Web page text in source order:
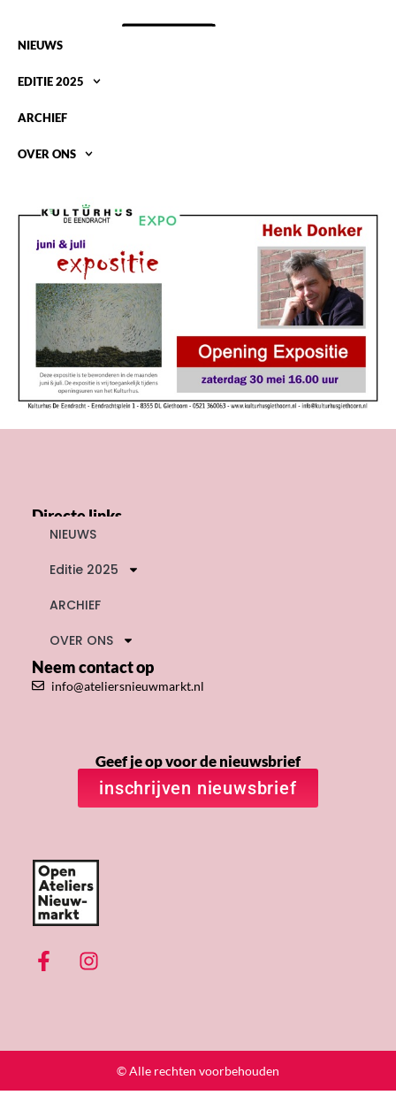
NIEUWS
EDITIE 2025
ARCHIEF
OVER ONS
Directe links
NIEUWS
Editie 2025
ARCHIEF
OVER ONS
Neem contact op
info@ateliersnieuwmarkt.nl
Geef je op voor de nieuwsbrief
inschrijven nieuwsbrief
© Alle rechten voorbehouden